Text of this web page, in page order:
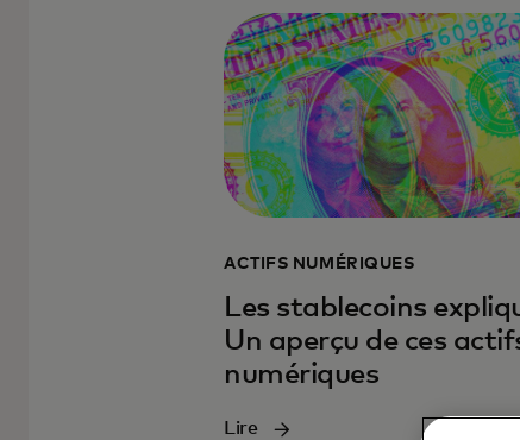
ACTIFS NUMÉRIQUES
Les stablecoins
Un aperçu de ces
numériques
Lire